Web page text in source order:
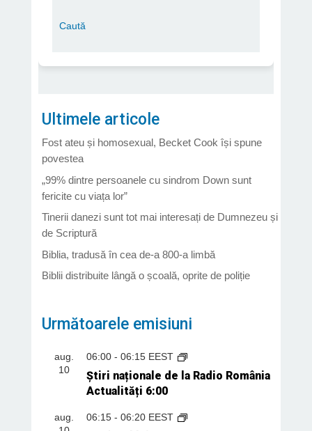
Ultimele articole
Fost ateu și homosexual, Becket Cook își spune
povestea
„99% dintre persoanele cu sindrom Down sunt
fericite cu viața lor”
Tinerii danezi sunt tot mai interesați de Dumnezeu și
de Scriptură
Biblia, tradusă în cea de-a 800-a limbă
Biblii distribuite lângă o școală, oprite de poliție
Următoarele emisiuni
aug.
10
06:00- 06:15 EEST
Știri naționale de la Radio România
Actualități 6:00
aug.
06:15- 06:20 EEST